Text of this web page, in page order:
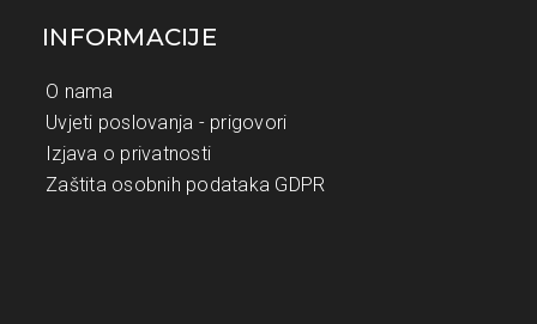
INFORMACIJE
O nama
Uvjeti poslovanja - prigovori
Izjava o privatnosti
Zaštita osobnih podataka GDPR